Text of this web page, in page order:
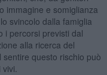
immagine e somiglianza
svincolo dalla famiglia
i percorsi previsti dal
alla ricerca del
questo rischio può